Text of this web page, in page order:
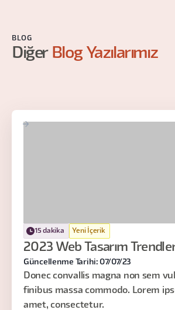
BLOG
Diğer Blog Yazılarımız
15 dakika Yeni İçerik
2023 Web Tasarım
Güncellenme Tarihi: 07/07/23
Donec convallis magna non sem
finibus massa commodo. Lorem
amet, consectetur.